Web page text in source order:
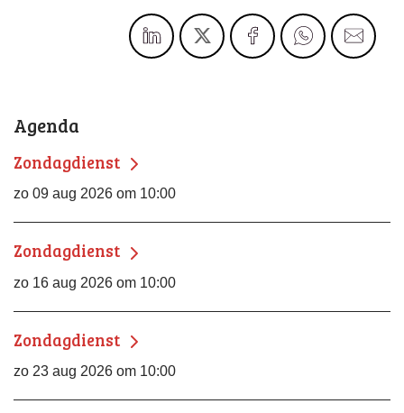
Agenda
Zondagdienst
zo 09 aug 2026 om 10:00
Zondagdienst
zo 16 aug 2026 om 10:00
Zondagdienst
zo 23 aug 2026 om 10:00